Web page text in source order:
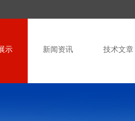
示 新闻资讯 技术文章